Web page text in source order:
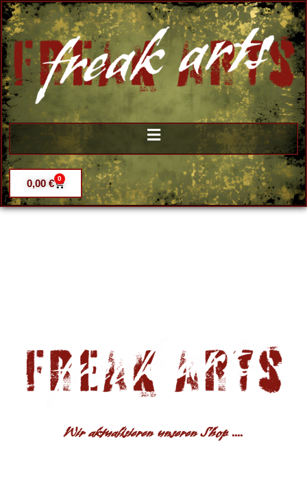
0,00 € 0
Wir aktualisieren unseren Shop ....